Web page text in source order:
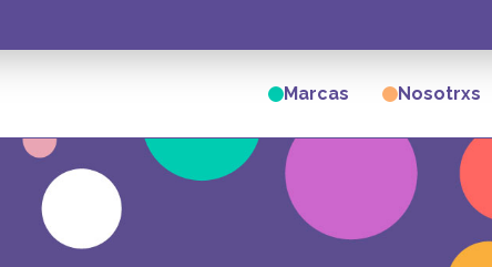
Marcas Nosotrxs